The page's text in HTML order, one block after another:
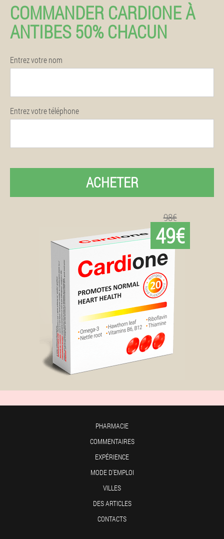
COMMANDER CARDIONE À
ANTIBES 50% CHACUN
Entrez votre nom
Entrez votre téléphone
ACHETER
98€
49€
PHARMACIE
COMMENTAIRES
EXPÉRIENCE
MODE D'EMPLOI
VILLES
DES ARTICLES
CONTACTS